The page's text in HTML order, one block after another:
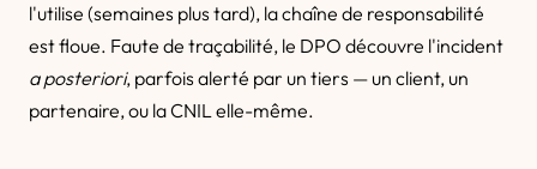
l'utilise (semaines plus tard), la chaîne de responsabilité
est floue. Faute de traçabilité, le DPO découvre l'incident
a posteriori, parfois alerté par un tiers — un client, un
partenaire, ou la CNIL elle-même.